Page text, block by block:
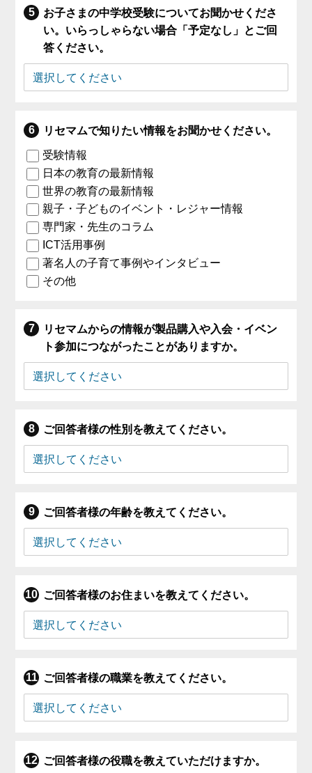
お子さまの中学校受験についてお聞かせくださ
い。いらっしゃらない場合「予定なし」とご回
答ください。
リセマムで知りたい情報をお聞かせください。
受験情報
日本の教育の最新情報
世界の教育の最新情報
親子・子どものイベント・レジャー情報
専門家・先生のコラム
ICT活用事例
著名人の子育て事例やインタビュー
その他
リセマムからの情報が製品購入や入会・イベン
ト参加につながったことがありますか。
ご回答者様の性別を教えてください。
ご回答者様の年齢を教えてください。
ご回答者様のお住まいを教えてください。
ご回答者様の職業を教えてください。
ご回答者様の役職を教えていただけますか。